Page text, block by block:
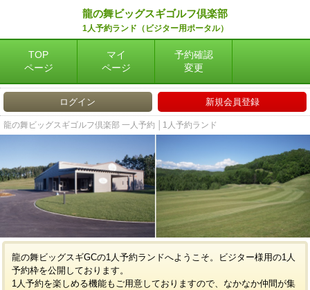
龍の舞ビッグスギゴルフ倶楽部
1人予約ランド（ビジター用ポータル）
TOP
ページ
マイ
ページ
予約確認
変更
ログイン 新規会員登録
龍の舞ビッグスギゴルフ倶楽部 一人予約 │1人予約ランド
龍の舞ビッグスギGCの1人予約ランドへようこそ。ビジター様用の1人
予約枠を公開しております。
1人予約を楽しめる機能もご用意しておりますので、なかなか仲間が集